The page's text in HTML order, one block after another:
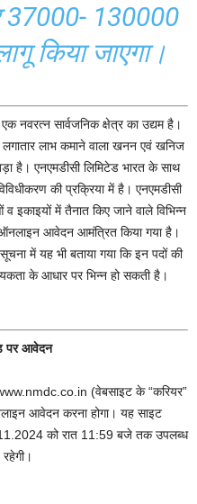
37000- 130000
किया जाएगा।
नवरत्न सार्वजनिक क्षेत्र का उद्यम है।
लाभ कमाने वाला खनन एवं खनिज
है। एनएमडीसी लिमिटेड भारत के साथ
की प्रक्रिया में है। एनएमडीसी
इकाइयों में तैनात किए जाने वाले विभिन्न
आवेदन आमंत्रित किया गया है।
में यह भी बताया गया कि इन पदों की
के आधार पर भिन्न हो सकती है।
पर आवेदन
www.nmdc.co.in (वेबसाइट के “करियर”
आवेदन करना होगा। यह साइट
को रात 11:59 बजे तक उपलब्ध
रहेगी।